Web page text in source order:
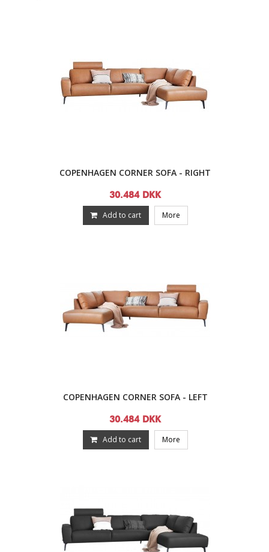
COPENHAGEN CORNER SOFA - RIGHT
30.484 DKK
Add to cart More
COPENHAGEN CORNER SOFA - LEFT
30.484 DKK
Add to cart More